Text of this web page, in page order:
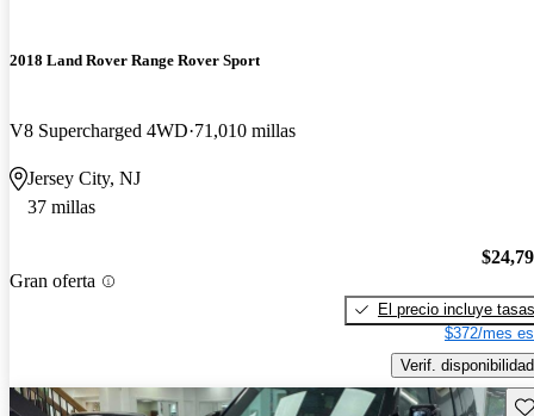
2018 Land Rover Range Rover Sport
V8 Supercharged 4WD 71,010 millas
Jersey City, NJ
37 millas
Gran oferta
El precio incluye tasas
$372/mes
Verif. disponibilidad